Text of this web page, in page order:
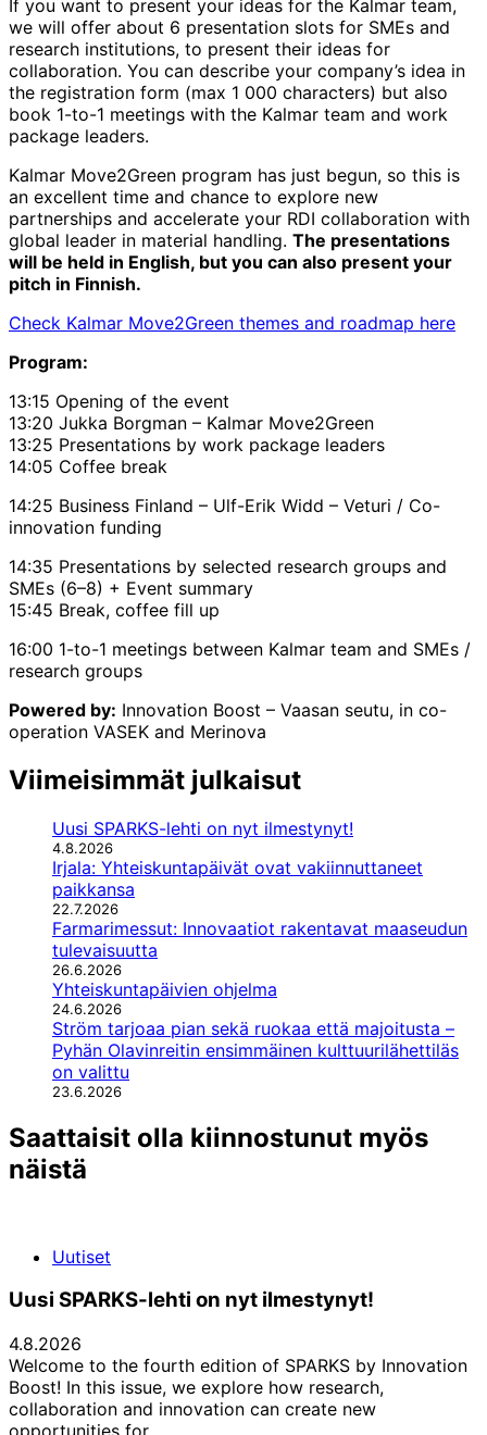
If you want to present your ideas for the Kalmar team,
we will offer about 6 presentation slots for SMEs and
research institutions, to present their ideas for
collaboration. You can describe your company’s idea in
the registration form (max 1 000 characters) but also
book 1-to-1 meetings with the Kalmar team and work
package leaders.
Kalmar Move2Green program has just begun, so this is
an excellent time and chance to explore new
partnerships and accelerate your RDI collaboration with
global leader in material handling. The presentations
will be held in English, but you can also present your
pitch in Finnish.
Check Kalmar Move2Green themes and roadmap here
Program:
13:15 Opening of the event
13:20 Jukka Borgman – Kalmar Move2Green
13:25 Presentations by work package leaders
14:05 Coffee break
14:25 Business Finland – Ulf-Erik Widd – Veturi / Co-
innovation funding
14:35 Presentations by selected research groups and
SMEs (6–8) + Event summary
15:45 Break, coffee fill up
16:00 1-to-1 meetings between Kalmar team and SMEs /
research groups
Powered by: Innovation Boost – Vaasan seutu, in co-
operation VASEK and Merinova
Viimeisimmät julkaisut
Uusi SPARKS-lehti on nyt ilmestynyt!
4.8.2026
Irjala: Yhteiskuntapäivät ovat vakiinnuttaneet
paikkansa
22.7.2026
Farmarimessut: Innovaatiot rakentavat maaseudun
tulevaisuutta
26.6.2026
Yhteiskuntapäivien ohjelma
24.6.2026
Ström tarjoaa pian sekä ruokaa että majoitusta –
Pyhän Olavinreitin ensimmäinen kulttuurilähettiläs
on valittu
23.6.2026
Saattaisit olla kiinnostunut myös
näistä
Uutiset
Uusi SPARKS-lehti on nyt ilmestynyt!
4.8.2026
Welcome to the fourth edition of SPARKS by Innovation
Boost! In this issue, we explore how research,
collaboration and innovation can create new